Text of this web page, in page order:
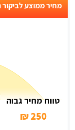
מחיר ממוצע לביקור
טווח מחיר גבוה
250 ₪